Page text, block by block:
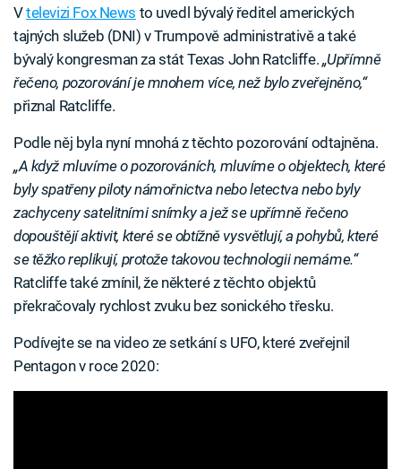
Vtelevizi Fox News to uvedl bývalý ředitel amerických
tajných služeb (DNI) v Trumpově administrativě a také
bývalý kongresman za stát Texas John Ratcliffe. „Upřímně
řečeno, pozorování je mnohem více, než bylo zveřejněno,“
přiznal Ratcliffe.
Podle něj byla nyní mnohá z těchto pozorování odtajněna.
„A když mluvíme o pozorováních, mluvíme o objektech, které
byly spatřeny piloty námořnictva nebo letectva nebo byly
zachyceny satelitními snímky a jež se upřímně řečeno
dopouštějí aktivit, které se obtížně vysvětlují, a pohybů, které
se těžko replikují, protože takovou technologii nemáme.“
Ratcliffe také zmínil, že některé z těchto objektů
překračovaly rychlost zvuku bez sonického třesku.
Podívejte se na video ze setkání s UFO, které zveřejnil
Pentagon v roce 2020: